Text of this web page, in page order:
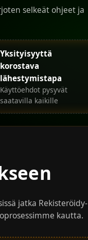
selkeät ohjeet ja
Yksityisyyttä
korostava
lähestymistapa
Käyttöehdot pysyvät
saatavilla kaikille
jatka Rekisteröidy-
kautta.